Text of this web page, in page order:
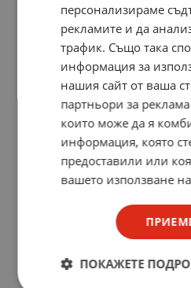
персонализираме
рекламите и да
трафик. Също така
информация за
нашия сайт от ваша
партньори за
които може да я
информация, която
предоставили или
вашето използване
ПОКАЖЕТЕ